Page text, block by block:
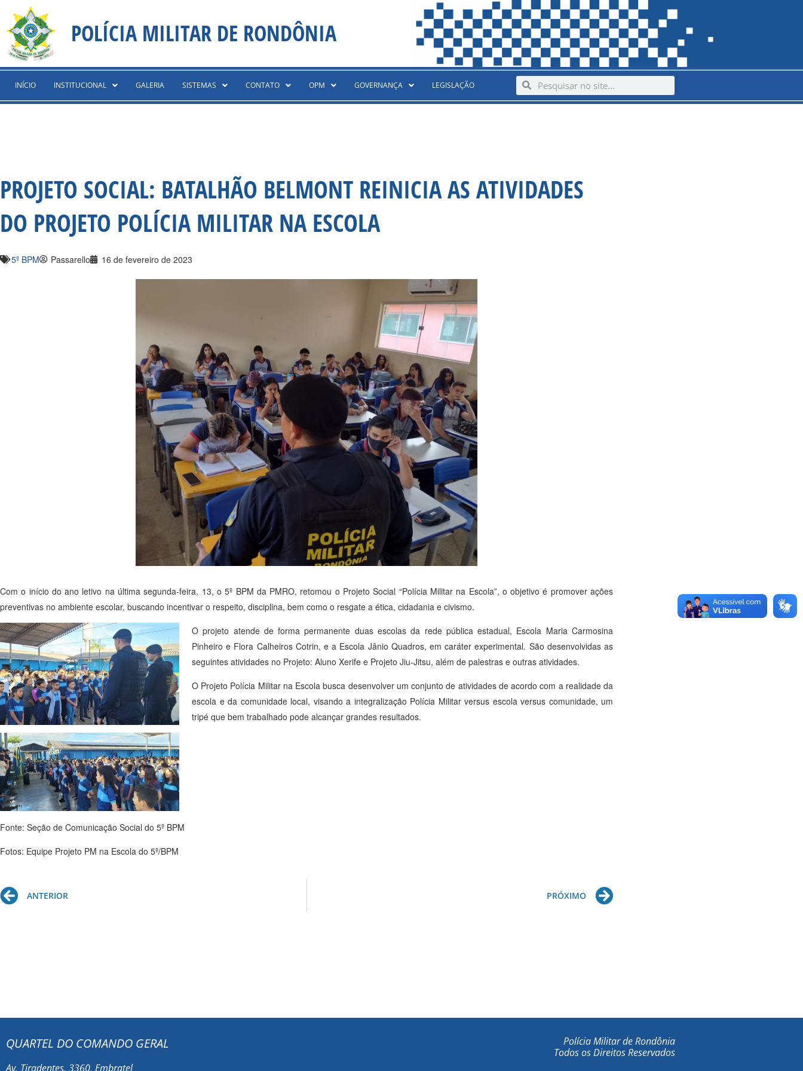
content
para
conteúdo
POLÍCIA MILITAR DE RONDÔNIA
INÍCIO INSTITUCIONAL GALERIA SISTEMAS CONTATO OPM GOVERNANÇA LEGISLAÇÃO SearchSearch
PROJETO SOCIAL: BATALHÃO BELMONT REINICIA AS ATIVIDADES
DO PROJETO POLÍCIA MILITAR NA ESCOLA
5º BPM Passarello 16 de fevereiro de 2023
Com o início do ano letivo na última segunda-feira, 13, o 5º BPM da PMRO, retomou o Projeto Social “Polícia Militar na Escola”, o objetivo é promover ações
preventivas no ambiente escolar, buscando incentivar o respeito, disciplina, bem como o resgate a ética, cidadania e civismo.
O projeto atende de forma permanente duas escolas da rede pública estadual, Escola Maria Carmosina
Pinheiro e Flora Calheiros Cotrin, e a Escola Jânio Quadros, em caráter experimental. São desenvolvidas as
seguintes atividades no Projeto: Aluno Xerife e Projeto Jiu-Jitsu, além de palestras e outras atividades.
O Projeto Polícia Militar na Escola busca desenvolver um conjunto de atividades de acordo com a realidade da
escola e da comunidade local, visando a integralização Polícia Militar versus escola versus comunidade, um
tripé que bem trabalhado pode alcançar grandes resultados.
Fonte: Seção de Comunicação Social do 5º BPM
Fotos: Equipe Projeto PM na Escola do 5º/BPM
Prev
ANTERIOR PRÓXIMO Next
QUARTEL DO COMANDO GERAL
Av. Tiradentes, 3360, Embratel
Polícia Militar de Rondônia
Todos os Direitos Reservados